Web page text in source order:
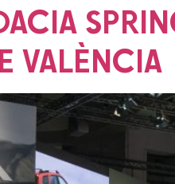
VALÈNCIA